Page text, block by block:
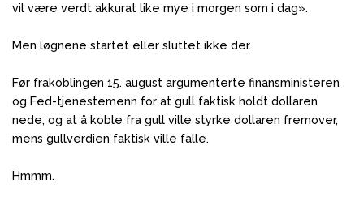
vil være verdt akkurat like mye i morgen som i dag».
Men løgnene startet eller sluttet ikke der.
Før frakoblingen 15. august argumenterte finansministeren
og Fed-tjenestemenn for at gull faktisk holdt dollaren
nede, og at å koble fra gull ville styrke dollaren fremover,
mens gullverdien faktisk ville falle.
Hmmm.